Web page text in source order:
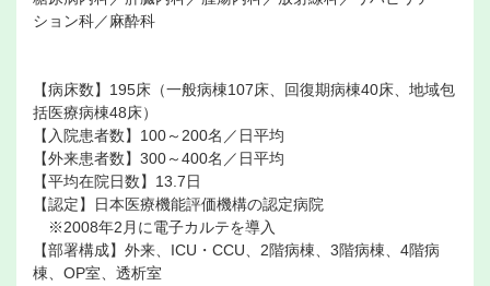
ション科／麻酔科
【病床数】195床（一般病棟107床、回復期病棟40床、地域包
括医療病棟48床）
【入院患者数】100～200名／日平均
【外来患者数】300～400名／日平均
【平均在院日数】13.7日
【認定】日本医療機能評価機構の認定病院
※2008年2月に電子カルテを導入
【部署構成】外来、ICU・CCU、2階病棟、3階病棟、4階病
棟、OP室、透析室